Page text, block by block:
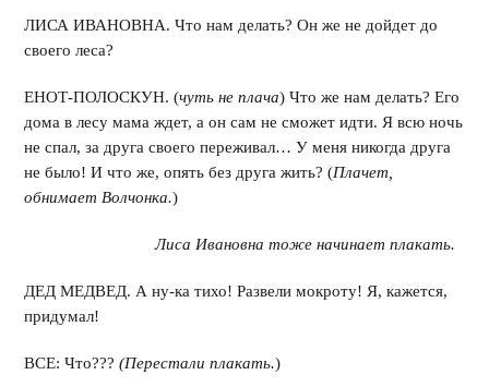
ЛИСА ИВАНОВНА. Что нам делать? Он же не дойдет до
своего леса?
ЕНОТ-ПОЛОСКУН. (чуть не плача) Что же нам делать? Его
дома в лесу мама ждет, а он сам не сможет идти. Я всю ночь
не спал, за друга своего переживал… У меня никогда друга
не было! И что же, опять без друга жить? (Плачет,
обнимает Волчонка.)
Лиса Ивановна тоже начинает плакать.
ДЕД МЕДВЕД. А ну-ка тихо! Развели мокроту! Я, кажется,
придумал!
ВСЕ: Что???(Перестали плакать.)